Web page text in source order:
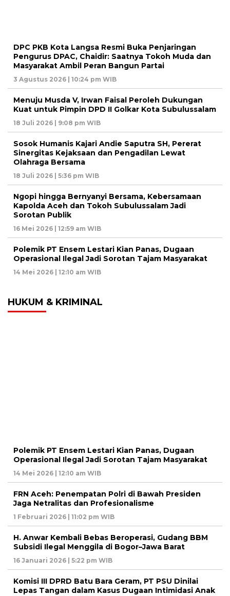
DPC PKB Kota Langsa Resmi Buka Penjaringan
Pengurus DPAC, Chaidir: Saatnya Tokoh Muda dan
Masyarakat Ambil Peran Bangun Partai
3 Agustus 2026 | 10:24 pm WIB
Menuju Musda V, Irwan Faisal Peroleh Dukungan
Kuat untuk Pimpin DPD II Golkar Kota Subulussalam
18 Juli 2026 | 9:08 pm WIB
Sosok Humanis Kajari Andie Saputra SH, Pererat
Sinergitas Kejaksaan dan Pengadilan Lewat
Olahraga Bersama
18 Juli 2026 | 5:36 pm WIB
Ngopi hingga Bernyanyi Bersama, Kebersamaan
Kapolda Aceh dan Tokoh Subulussalam Jadi
Sorotan Publik
16 Mei 2026 | 12:59 am WIB
Polemik PT Ensem Lestari Kian Panas, Dugaan
Operasional Ilegal Jadi Sorotan Tajam Masyarakat
14 Mei 2026 | 12:10 am WIB
HUKUM & KRIMINAL
Polemik PT Ensem Lestari Kian Panas, Dugaan
Operasional Ilegal Jadi Sorotan Tajam Masyarakat
14 Mei 2026 | 12:10 am WIB
FRN Aceh: Penempatan Polri di Bawah Presiden
Jaga Netralitas dan Profesionalisme
1 Februari 2026 | 11:02 pm WIB
H. Anwar Kembali Bebas Beroperasi, Gudang BBM
Subsidi Ilegal Menggila di Bogor–Jawa Barat
16 Januari 2026 | 5:22 pm WIB
Komisi III DPRD Batu Bara Geram, PT PSU Dinilai
Lepas Tangan dalam Kasus Dugaan Intimidasi Anak